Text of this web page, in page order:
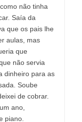
não tinha
Saía da
que os pais lhe
aulas, mas
que
não servia
dinheiro para as
Soube
de cobrar.
ano,
piano.